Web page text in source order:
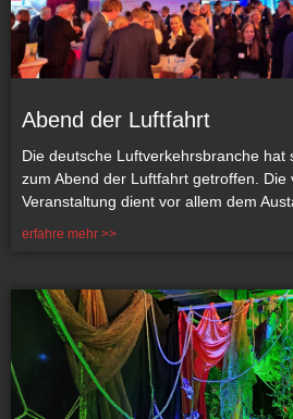
Abend der Luftfahrt
Die deutsche Luftverkehrsbranche hat
zum Abend der Luftfahrt getroffen. Die
Veranstaltung dient vor allem dem
erfahre mehr >>